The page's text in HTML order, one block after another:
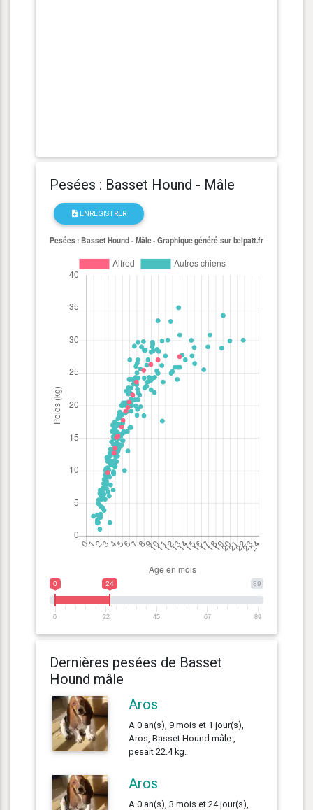
Pesées : Basset Hound - Mâle
ENREGISTRER
89
0 24
0 22 45 67 89
Dernières pesées de Basset
Hound mâle
Aros
A 0 an(s), 9 mois et 1 jour(s),
Aros, Basset Hound mâle ,
pesait 22.4 kg.
Aros
A 0 an(s), 3 mois et 24 jour(s),